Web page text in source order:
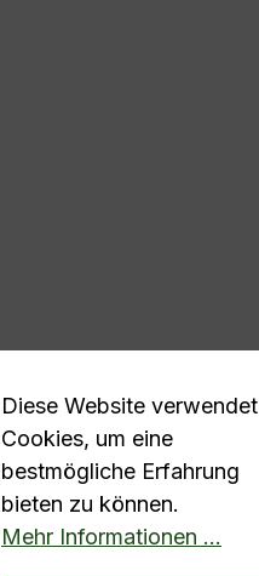
Diese Website verwendet
Cookies, um eine
bestmögliche Erfahrung
bieten zu können.
Mehr Informationen ...